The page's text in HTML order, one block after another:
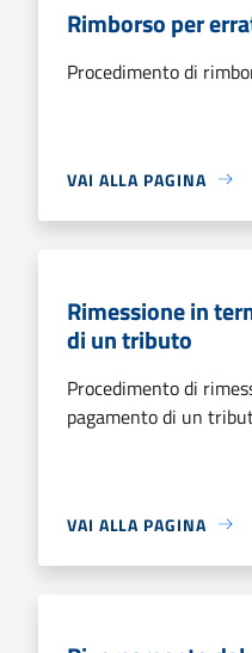
Rimborso per
Procedimento di
VAI ALLA PAGINA
Rimessione in
di un tributo
Procedimento di
pagamento di un
VAI ALLA PAGINA